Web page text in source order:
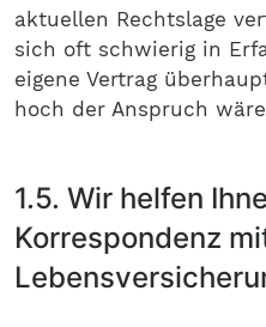
aktuellen Rechtslage
sich oft schwierig in
eigene Vertrag
hoch der Anspruch
1.5. Wir helfen
Korrespondenz